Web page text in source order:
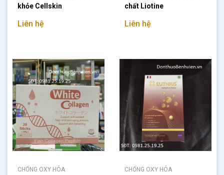
khỏe Cellskin
Liên hệ
chất Liotine
Liên hệ
CHỐNG OXY HÓA CHỐNG OXY HÓA